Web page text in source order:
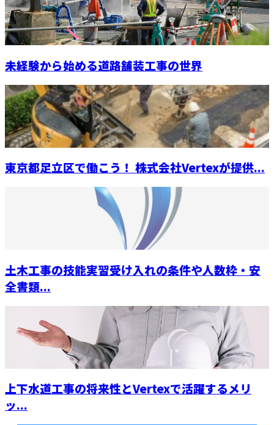
未経験から始める道路舗装工事の世界
東京都足立区で働こう！ 株式会社Vertexが提供...
土木工事の技能実習受け入れの条件や人数枠・安
全書類...
上下水道工事の将来性とVertexで活躍するメリ
ッ...